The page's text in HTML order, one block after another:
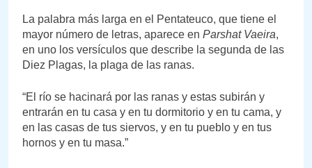
La palabra más larga en el Pentateuco, que tiene el
mayor número de letras, aparece en Parshat Vaeira,
en uno los versículos que describe la segunda de las
Diez Plagas, la plaga de las ranas.
“El río se hacinará por las ranas y estas subirán y
entrarán en tu casa y en tu dormitorio y en tu cama, y
en las casas de tus siervos, y en tu pueblo y en tus
hornos y en tu masa.”